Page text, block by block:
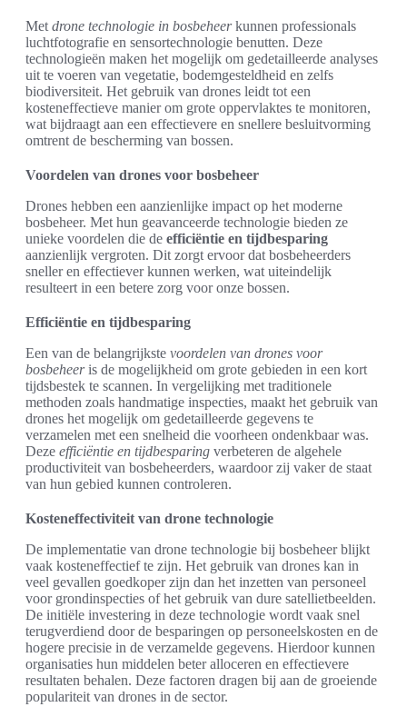
Met drone technologie in bosbeheerkunnen professionals
luchtfotografie en sensortechnologie benutten. Deze
technologieën maken het mogelijk om gedetailleerde analyses
uit te voeren van vegetatie, bodemgesteldheid en zelfs
biodiversiteit. Het gebruik van drones leidt tot een
kosteneffectieve manier om grote oppervlaktes te monitoren,
wat bijdraagt aan een effectievere en snellere besluitvorming
omtrent de bescherming van bossen.
Voordelen van drones voor bosbeheer
Drones hebben een aanzienlijke impact op het moderne
bosbeheer. Met hun geavanceerde technologie bieden ze
unieke voordelen die de efficiëntie en tijdbesparing
aanzienlijk vergroten. Dit zorgt ervoor dat bosbeheerders
sneller en effectiever kunnen werken, wat uiteindelijk
resulteert in een betere zorg voor onze bossen.
Efficiëntie en tijdbesparing
Een van de belangrijkste voordelen van drones voor
bosbeheeris de mogelijkheid om grote gebieden in een kort
tijdsbestek te scannen. In vergelijking met traditionele
methoden zoals handmatige inspecties, maakt het gebruik van
drones het mogelijk om gedetailleerde gegevens te
verzamelen met een snelheid die voorheen ondenkbaar was.
Deze efficiëntie en tijdbesparing verbeteren de algehele
productiviteit van bosbeheerders, waardoor zij vaker de staat
van hun gebied kunnen controleren.
Kosteneffectiviteit van drone technologie
De implementatie van drone technologie bij bosbeheer blijkt
vaak kosteneffectief te zijn. Het gebruik van drones kan in
veel gevallen goedkoper zijn dan het inzetten van personeel
voor grondinspecties of het gebruik van dure satellietbeelden.
De initiële investering in deze technologie wordt vaak snel
terugverdiend door de besparingen op personeelskosten en de
hogere precisie in de verzamelde gegevens. Hierdoor kunnen
organisaties hun middelen beter alloceren en effectievere
resultaten behalen. Deze factoren dragen bij aan de groeiende
populariteit van drones in de sector.